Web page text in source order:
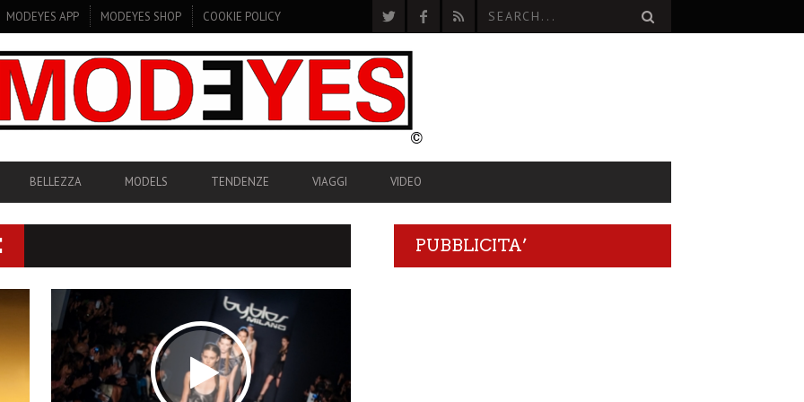
MODEYES APP MODEYES SHOP COOKIE POLICY
BELLEZZA MODELS TENDENZE VIAGGI VIDEO
PUBBLICITA’